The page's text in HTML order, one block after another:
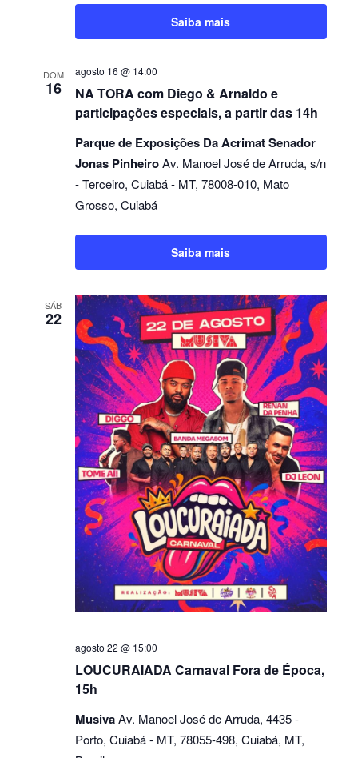
Saiba mais
DOM
16
agosto 16 @ 14:00
NA TORA com Diego & Arnaldo e
participações especiais, a partir das 14h
Parque de Exposições Da Acrimat Senador
Jonas PinheiroAv. Manoel José de Arruda, s/n
- Terceiro, Cuiabá - MT, 78008-010, Mato
Grosso, Cuiabá
Saiba mais
SÁB
22
agosto 22 @ 15:00
LOUCURAIADA Carnaval Fora de Época,
15h
MusivaAv. Manoel José de Arruda, 4435 -
Porto, Cuiabá - MT, 78055-498, Cuiabá, MT,